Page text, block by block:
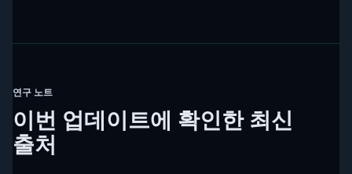
연구 노트
이번 업데이트에 확인한 최신
출처